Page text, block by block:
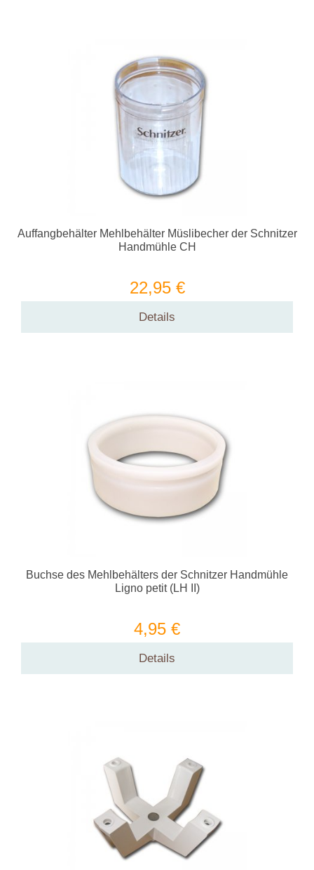
Auffangbehälter Mehlbehälter Müslibecher der Schnitzer
Handmühle CH
22,95 €
Details
Buchse des Mehlbehälters der Schnitzer Handmühle
Ligno petit (LH II)
4,95 €
Details